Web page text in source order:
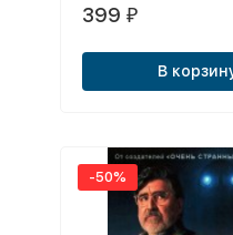
клинику.
399 ₽
В
-50%